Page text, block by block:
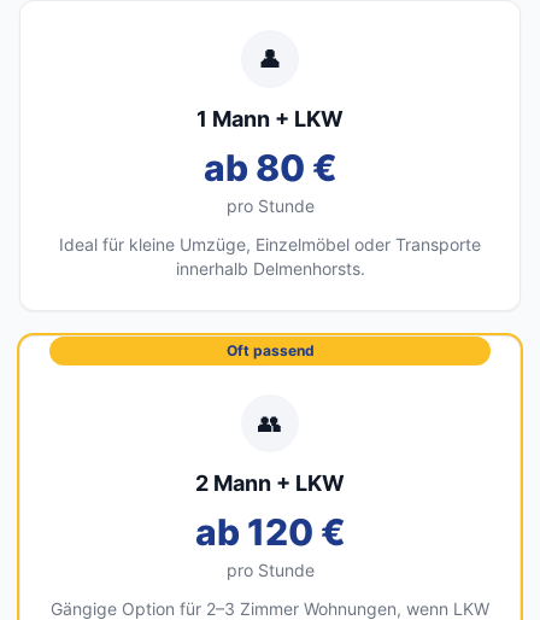
👤
1 Mann + LKW
ab 80 €
pro Stunde
Ideal für kleine Umzüge, Einzelmöbel oder Transporte
innerhalb Delmenhorsts.
Oft passend
👥
2 Mann + LKW
ab 120 €
pro Stunde
Gängige Option für 2–3 Zimmer Wohnungen, wenn LKW